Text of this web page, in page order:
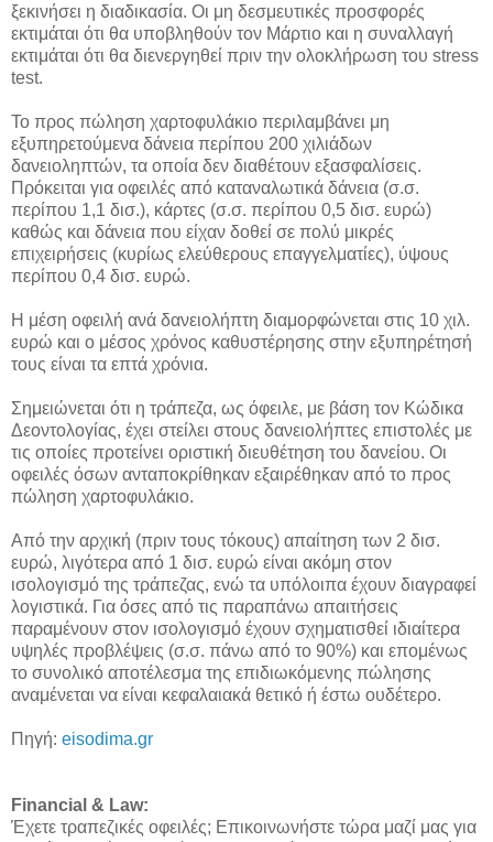
ξεκινήσει η διαδικασία. Οι μη δεσμευτικές προσφορές
εκτιμάται ότι θα υποβληθούν τον Μάρτιο και η συναλλαγή
εκτιμάται ότι θα διενεργηθεί πριν την ολοκλήρωση του stress
test.
To προς πώληση χαρτοφυλάκιο περιλαμβάνει μη
εξυπηρετούμενα δάνεια περίπου 200 χιλιάδων
δανειοληπτών, τα οποία δεν διαθέτουν εξασφαλίσεις.
Πρόκειται για οφειλές από καταναλωτικά δάνεια (σ.σ.
περίπου 1,1 δισ.), κάρτες (σ.σ. περίπου 0,5 δισ. ευρώ)
καθώς και δάνεια που είχαν δοθεί σε πολύ μικρές
επιχειρήσεις (κυρίως ελεύθερους επαγγελματίες), ύψους
περίπου 0,4 δισ. ευρώ.
Η μέση οφειλή ανά δανειολήπτη διαμορφώνεται στις 10 χιλ.
ευρώ και ο μέσος χρόνος καθυστέρησης στην εξυπηρέτησή
τους είναι τα επτά χρόνια.
Σημειώνεται ότι η τράπεζα, ως όφειλε, με βάση τον Κώδικα
Δεοντολογίας, έχει στείλει στους δανειολήπτες επιστολές με
τις οποίες προτείνει οριστική διευθέτηση του δανείου. Οι
οφειλές όσων ανταποκρίθηκαν εξαιρέθηκαν από το προς
πώληση χαρτοφυλάκιο.
Από την αρχική (πριν τους τόκους) απαίτηση των 2 δισ.
ευρώ, λιγότερα από 1 δισ. ευρώ είναι ακόμη στον
ισολογισμό της τράπεζας, ενώ τα υπόλοιπα έχουν διαγραφεί
λογιστικά. Για όσες από τις παραπάνω απαιτήσεις
παραμένουν στον ισολογισμό έχουν σχηματισθεί ιδιαίτερα
υψηλές προβλέψεις (σ.σ. πάνω από το 90%) και επομένως
το συνολικό αποτέλεσμα της επιδιωκόμενης πώλησης
αναμένεται να είναι κεφαλαιακά θετικό ή έστω ουδέτερο.
Πηγή: eisodima.gr
Financial & Law:
Έχετε τραπεζικές οφειλές; Επικοινωνήστε τώρα μαζί μας για